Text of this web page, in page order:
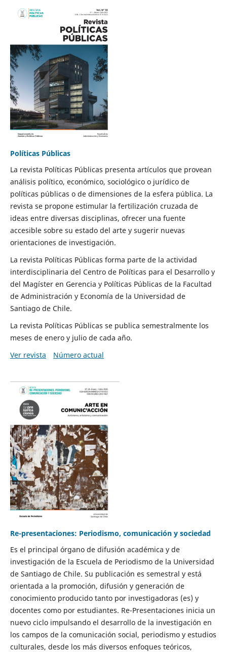
Políticas Públicas
La revista Políticas Públicas presenta artículos que provean
análisis político, económico, sociológico o jurídico de
políticas públicas o de dimensiones de la esfera pública. La
revista se propone estimular la fertilización cruzada de
ideas entre diversas disciplinas, ofrecer una fuente
accesible sobre su estado del arte y sugerir nuevas
orientaciones de investigación.
La revista Políticas Públicas forma parte de la actividad
interdisciplinaria del Centro de Políticas para el Desarrollo y
del Magíster en Gerencia y Políticas Públicas de la Facultad
de Administración y Economía de la Universidad de
Santiago de Chile.
La revista Políticas Públicas se publica semestralmente los
meses de enero y julio de cada año.
Ver revista
Número actual
Re-presentaciones: Periodismo, comunicación y sociedad
Es el principal órgano de difusión académica y de
investigación de la Escuela de Periodismo de la Universidad
de Santiago de Chile. Su publicación es semestral y está
orientada a la promoción, difusión y generación de
conocimiento producido tanto por investigadoras (es) y
docentes como por estudiantes. Re-Presentaciones inicia un
nuevo ciclo impulsando el desarrollo de la investigación en
los campos de la comunicación social, periodismo y estudios
culturales, desde los más diversos enfoques teóricos,